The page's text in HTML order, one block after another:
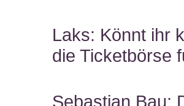
Laks: Könnt ihr
die Ticketbörse
Sebastian Bau: